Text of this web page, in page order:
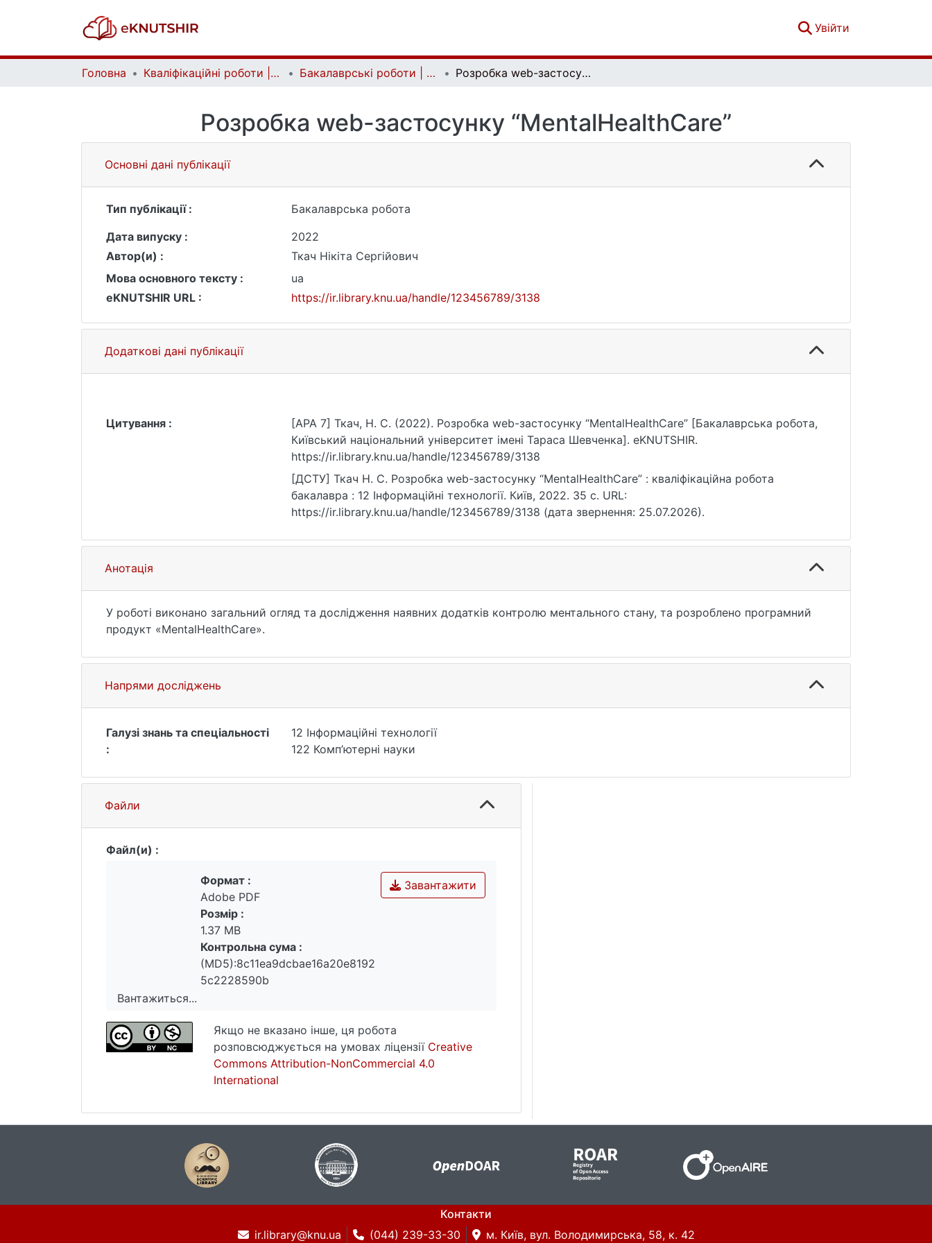
Увійти
Головна Кваліфікаційні роботи | Qualifying works Бакалаврські роботи | Bachelor theses Розробка web-застосунку “MentalHealthCare”
Розробка web-застосунку “MentalHealthCare”
Основні дані публікації
Тип публікації :
Бакалаврська робота
Дата випуску :
2022
Автор(и) :
Ткач Нікіта Сергійович
Мова основного тексту :
ua
eKNUTSHIR URL :
https://ir.library.knu.ua/handle/123456789/3138
Додаткові дані публікації
Цитування :
[APA 7] Ткач, Н. С. (2022). Розробка web-застосунку “MentalHealthCare” [Бакалаврська робота,
Київський національний університет імені Тараса Шевченка]. eKNUTSHIR.
https://ir.library.knu.ua/handle/123456789/3138
[ДСТУ] Ткач Н. С. Розробка web-застосунку “MentalHealthCare” : кваліфікаційна робота
бакалавра : 12 Інформаційні технології. Київ, 2022. 35 с. URL:
https://ir.library.knu.ua/handle/123456789/3138 (дата звернення: 25.07.2026).
Анотація
У роботі виконано загальний огляд та дослідження наявних додатків контролю ментального стану, та розроблено програмний
продукт «MentalHealthCare».
Напрями досліджень
Галузі знань та спеціальності
:
12 Інформаційні технології
122 Комп’ютерні науки
Файли
Файл(и) :
Вантажиться...
Вантажиться...
Завантажити
Формат :
Adobe PDF
Розмір :
1.37 MB
Контрольна сума :
(MD5):8c11ea9dcbae16a20e8192
5c2228590b
Якщо не вказано інше, ця робота
розповсюджується на умовах ліцензії Creative
Commons Attribution-NonCommercial 4.0
International
Контакти
ir.library@knu.ua
(044) 239-33-30 м. Київ, вул. Володимирська, 58, к. 42